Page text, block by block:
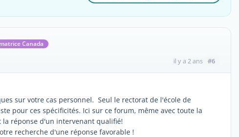
Canada
il y a 2 ans #6
sur votre cas personnel. Seul le rectorat de l'école de
pour ces spécificités. Ici sur ce forum, même avec toute la
réponse d'un intervenant qualifié!
recherche d'une réponse favorable !